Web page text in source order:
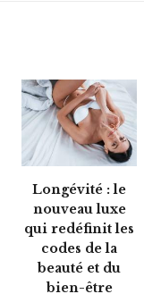
Longévité : le
nouveau luxe
qui redéfinit les
codes de la
beauté et du
bien-être